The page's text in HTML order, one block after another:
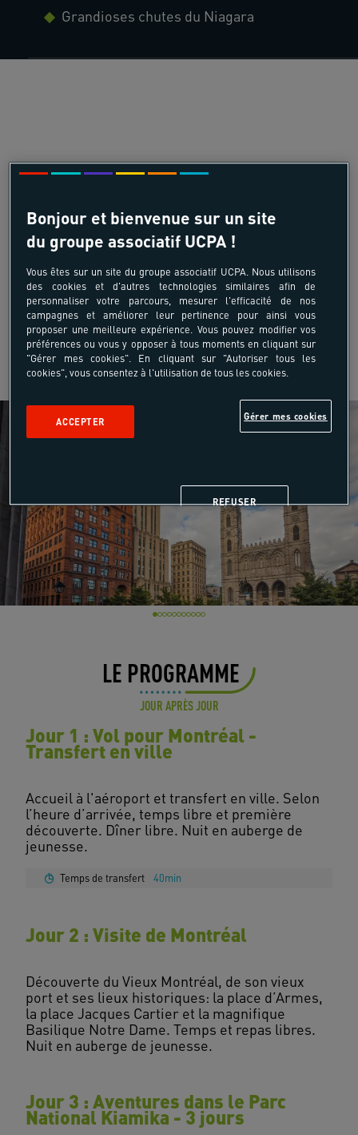
Grandioses chutes du Niagara
LE PROGRAMME
JOUR APRÈS JOUR
Jour 1 : Vol pour Montréal -
Transfert en ville
Accueil à l'aéroport et transfert en ville. Selon
l’heure d’arrivée, temps libre et première
découverte. Dîner libre. Nuit en auberge de
Temps de transfert 40min
Jour 2 : Visite de Montréal
Découverte du Vieux Montréal, de son vieux
port et ses lieux historiques: la place d’Armes,
la place Jacques Cartier et la magnifique
Basilique Notre Dame. Temps et repas libres.
Jour 3 : Aventures dans le Parc
National Kiamika - 3 jours
Bonjour et bienvenue sur un site
du groupe associatif UCPA !
Vous êtes sur un site du groupe associatif UCPA. Nous utilisons
des cookies et d'autres technologies similaires afin de
personnaliser votre parcours, mesurer l'efficacité de nos
campagnes et améliorer leur pertinence pour ainsi vous
proposer une meilleure expérience. Vous pouvez modifier vos
préférences ou vous y opposer à tous moments en cliquant sur
"Gérer mes cookies". En cliquant sur "Autoriser tous les
cookies", vous consentez à l'utilisation de tous les cookies.
Gérer mes cookies
REFUSER
ACCEPTER